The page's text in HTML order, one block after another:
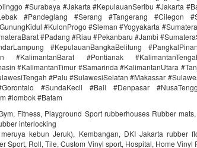
#Surabaya #Jakarta #KepulauanSeribu #Jakarta
#Pandeglang #Serang #Tangerang #Cilegon
#KulonProgo #Sleman #Yogyakarta
#Padang #Riau #Pekanbaru #Jambi
#KepulauanBangkaBelitung
#KalimantanBarat #Pontianak
#KalimantanTimur #Samarinda #KalimantanUtara
#Palu #SulawesiSelatan #Makassar
#SundaKecil #Bali #Denpasar
#lombok #Batam
Fitness, Playground Sport rubberhouses Rubber
interlocking
kebun Jeruk), Kembangan, DKI Jakarta rubber
Sport, Roll, Tile, Custom Vinyl sport, Hospital, Home Vinyl